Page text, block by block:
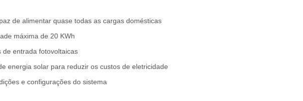
de alimentar quase todas as cargas domésticas
máxima de 20 KWh
entrada fotovoltaicas
energia solar para reduzir os custos de eletricidade
e configurações do sistema